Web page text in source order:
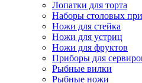
Лопатки для торта
Наборы столовых
Ножи для стейка
Ножи для устриц
Ножи для фруктов
Приборы для
Рыбные вилки
Рыбные ножи